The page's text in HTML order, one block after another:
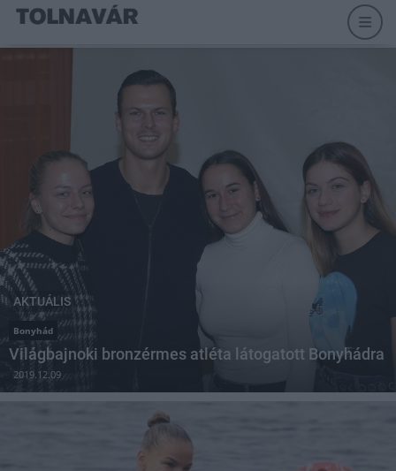
AKTUÁLIS
Bonyhád
Világbajnoki bronzérmes atléta látogatott Bonyhádra
2019.12.09